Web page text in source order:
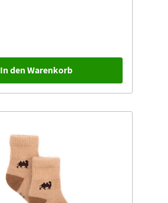
In den Warenkorb